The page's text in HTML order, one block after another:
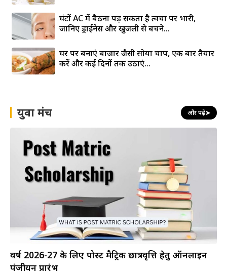
घंटों AC में बैठना पड़ सकता है त्वचा पर भारी,
जानिए ड्राईनेस और खुजली से बचने...
घर पर बनाएं बाजार जैसी सोया चाप, एक बार तैयार
करें और कई दिनों तक उठाएं...
युवा मंच और पढ़ें➤
वर्ष 2026-27 के लिए पोस्ट मैट्रिक छात्रवृत्ति हेतु ऑनलाइन
पंजीयन प्रारंभ